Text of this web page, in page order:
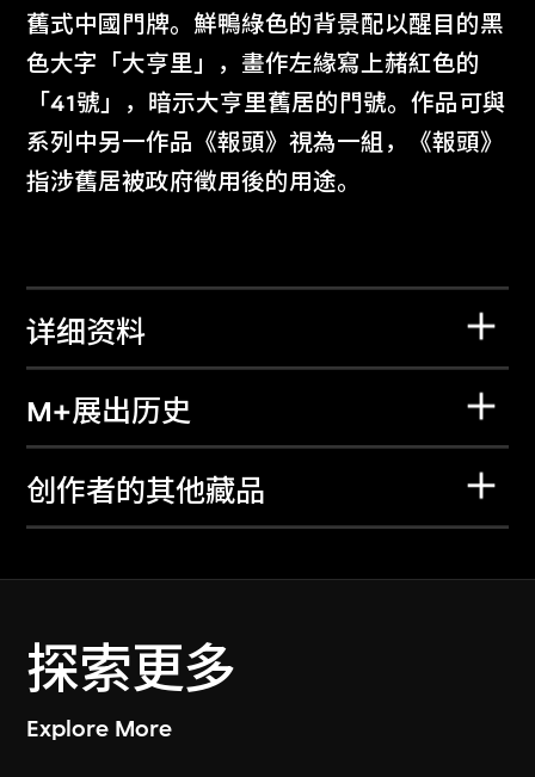
舊式中國門牌。鮮鴨綠色的背景配以醒目的黑
色大字「大亨里」，畫作左緣寫上赭紅色的
「41號」，暗示大亨里舊居的門號。作品可與
系列中另一作品《報頭》視為一組，《報頭》
指涉舊居被政府徵用後的用途。
详细资料
M+展出历史
创作者的其他藏品
探索更多
Explore More